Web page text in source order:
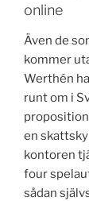
online
Även de
kommer
Werthén
runt om i
en
kontoren
four
sådan